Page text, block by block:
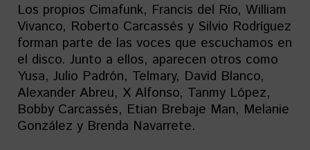
Los propios Cimafunk, Francis del Río, William
Vivanco, Roberto Carcassés y Silvio Rodríguez
forman parte de las voces que escuchamos en
el disco. Junto a ellos, aparecen otros como
Yusa, Julio Padrón, Telmary, David Blanco,
Alexander Abreu, X Alfonso, Tanmy López,
Bobby Carcassés, Etian Brebaje Man, Melanie
González y Brenda Navarrete.